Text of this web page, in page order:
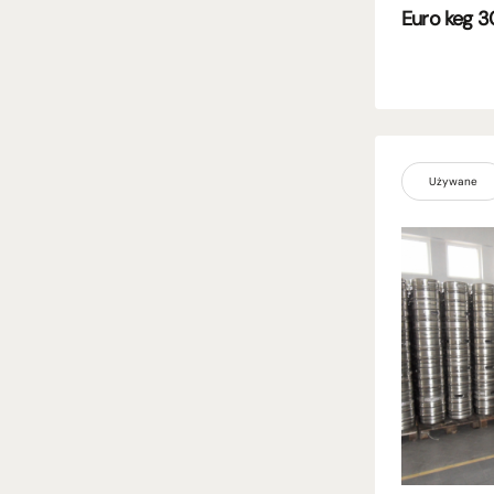
Euro keg
Używane